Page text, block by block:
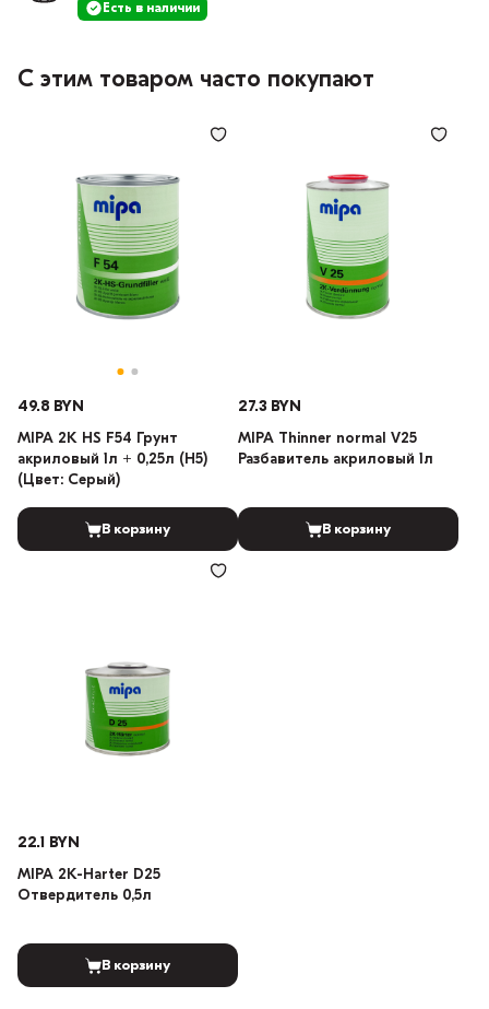
Есть в наличии
С этим товаром часто покупают
49.8 BYN
MIPA 2K HS F54 Грунт
акриловый 1л + 0,25л (H5)
(Цвет: Серый)
В корзину
27.3 BYN
MIPA Thinner normal V25
Разбавитель акриловый 1л
В корзину
22.1 BYN
MIPA 2K-Harter D25
Отвердитель 0,5л
В корзину